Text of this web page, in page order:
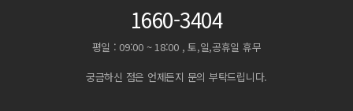
1660-3404
평일 : 09:00 ~ 18:00 , 토,일,공휴일 휴무
궁금하신 점은 언제든지 문의 부탁드립니다.